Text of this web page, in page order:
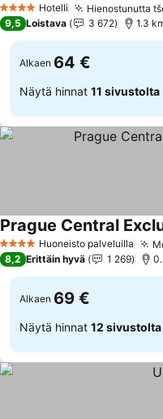
4 Tähtiluokitus
Hotelli Hienostunutta
9,5 Loistava 3 672 1.3
Alkaen 64 €
Näytä hinnat 11 sivustolta
4 TähtiluokitusHuoneisto palveluilla
Prague Central
8,2 Erittäin hyvä 1 269
Alkaen 69 €
Näytä hinnat 12 sivustolta